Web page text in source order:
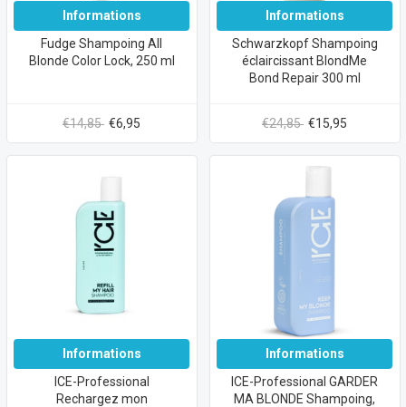
Informations
Fudge Shampoing All
Blonde Color Lock, 250 ml
€14,85 €6,95
Informations
Schwarzkopf Shampoing
éclaircissant BlondMe
Bond Repair 300 ml
€24,85 €15,95
Informations
ICE-Professional
Rechargez mon
Informations
ICE-Professional GARDER
MA BLONDE Shampoing,